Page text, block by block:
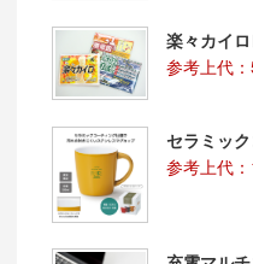
楽々カイ
参考上代
セラミッ
参考上代